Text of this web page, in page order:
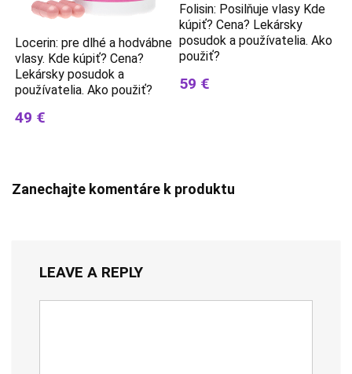
Locerin: pre dlhé a hodvábne
vlasy. Kde kúpiť? Cena?
Lekársky posudok a
používatelia. Ako použiť?
49 €
Folisin: Posilňuje vlasy Kde
kúpiť? Cena? Lekársky
posudok a používatelia. Ako
použiť?
59 €
Zanechajte komentáre k produktu
LEAVE A REPLY